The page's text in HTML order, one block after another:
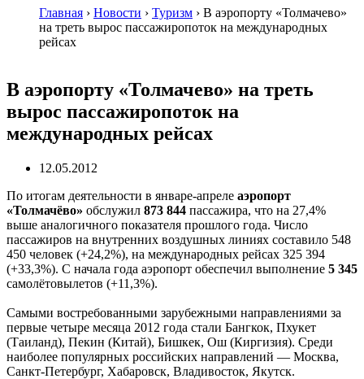
Главная › Новости › Туризм › В аэропорту «Толмачево»
на треть вырос пассажиропоток на международных
рейсах
В аэропорту «Толмачево» на треть
вырос пассажиропоток на
международных рейсах
12.05.2012
По итогам деятельности в январе-апреле аэропорт
«Толмачёво» обслужил 873 844 пассажира, что на 27,4%
выше аналогичного показателя прошлого года. Число
пассажиров на внутренних воздушных линиях составило 548
450 человек (+24,2%), на международных рейсах 325 394
(+33,3%). С начала года аэропорт обеспечил выполнение 5 345
самолётовылетов (+11,3%).
Самыми востребованными зарубежными направлениями за
первые четыре месяца 2012 года стали Бангкок, Пхукет
(Таиланд), Пекин (Китай), Бишкек, Ош (Киргизия). Среди
наиболее популярных российских направлений — Москва,
Санкт-Петербург, Хабаровск, Владивосток, Якутск.